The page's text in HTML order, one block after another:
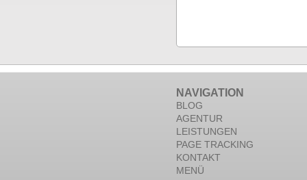
NAVIGATION
BLOG
AGENTUR
LEISTUNGEN
PAGE TRACKING
KONTAKT
MENÜ